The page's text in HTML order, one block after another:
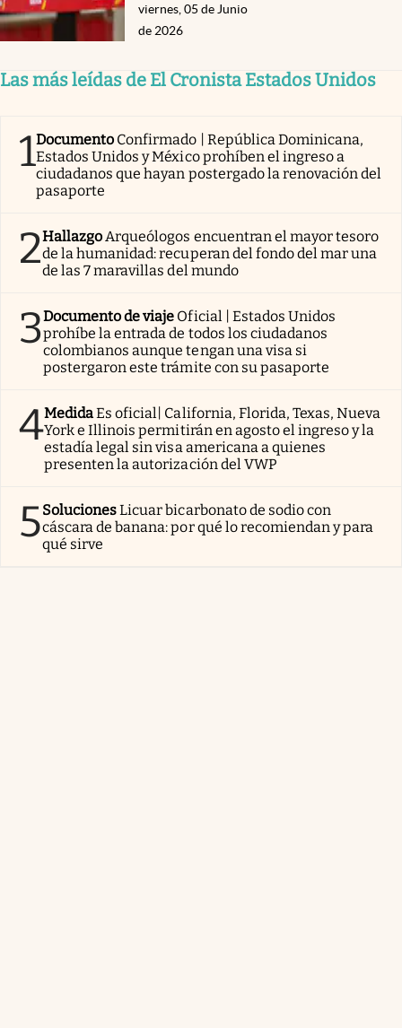
viernes, 05 de Junio
de 2026
Las más leídas de El Cronista Estados Unidos
1Documento Confirmado | República Dominicana,
Estados Unidos y México prohíben el ingreso a
ciudadanos que hayan postergado la renovación del
pasaporte
2HallazgoArqueólogos encuentran el mayor tesoro
de la humanidad: recuperan del fondo del mar una
de las 7 maravillas del mundo
3Documento de viaje Oficial | Estados Unidos
prohíbe la entrada de todos los ciudadanos
colombianos aunque tengan una visa si
postergaron este trámite con su pasaporte
4MedidaEs oficial| California, Florida, Texas, Nueva
York e Illinois permitirán en agosto el ingreso y la
estadía legal sin visa americana a quienes
presenten la autorización del VWP
5SolucionesLicuar bicarbonato de sodio con
cáscara de banana: por qué lo recomiendan y para
qué sirve